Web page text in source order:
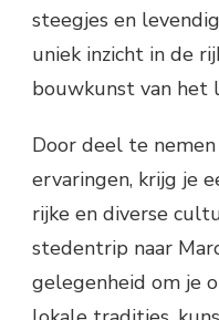
steegjes en
uniek inzicht in de
bouwkunst van het
Door deel te
ervaringen, krijg je
rijke en diverse
stedentrip naar
gelegenheid om je